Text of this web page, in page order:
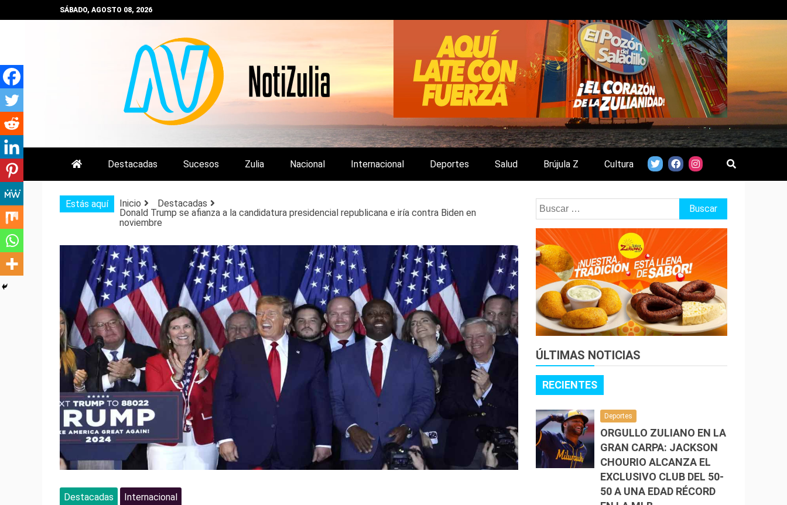
al
SÁBADO, AGOSTO 08, 2026
NOTIZULIA
NOTICIAS DEL ZULIA, VENEZUELA Y DE INTERÉS GENERAL.
Destacadas Sucesos Zulia Nacional Internacional Deportes Salud Brújula Z Cultura
Estás aquí Inicio
Destacadas
Donald Trump se afianza a la candidatura presidencial republicana e iría contra Biden en
noviembre
Destacadas Internacional
Buscar:
ÚLTIMAS NOTICIAS
RECIENTES
Deportes
ORGULLO ZULIANO EN LA
GRAN CARPA: JACKSON
CHOURIO ALCANZA EL
EXCLUSIVO CLUB DEL 50-
50 A UNA EDAD RÉCORD